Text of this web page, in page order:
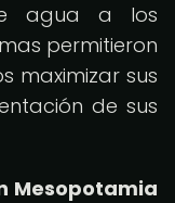
agua a los
permitieron
maximizar sus
de sus
Mesopotamia